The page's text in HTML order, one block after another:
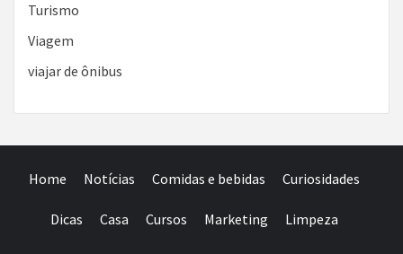
Turismo
Viagem
viajar de ônibus
Home Notícias Comidas e bebidas Curiosidades
Dicas Casa Cursos Marketing Limpeza